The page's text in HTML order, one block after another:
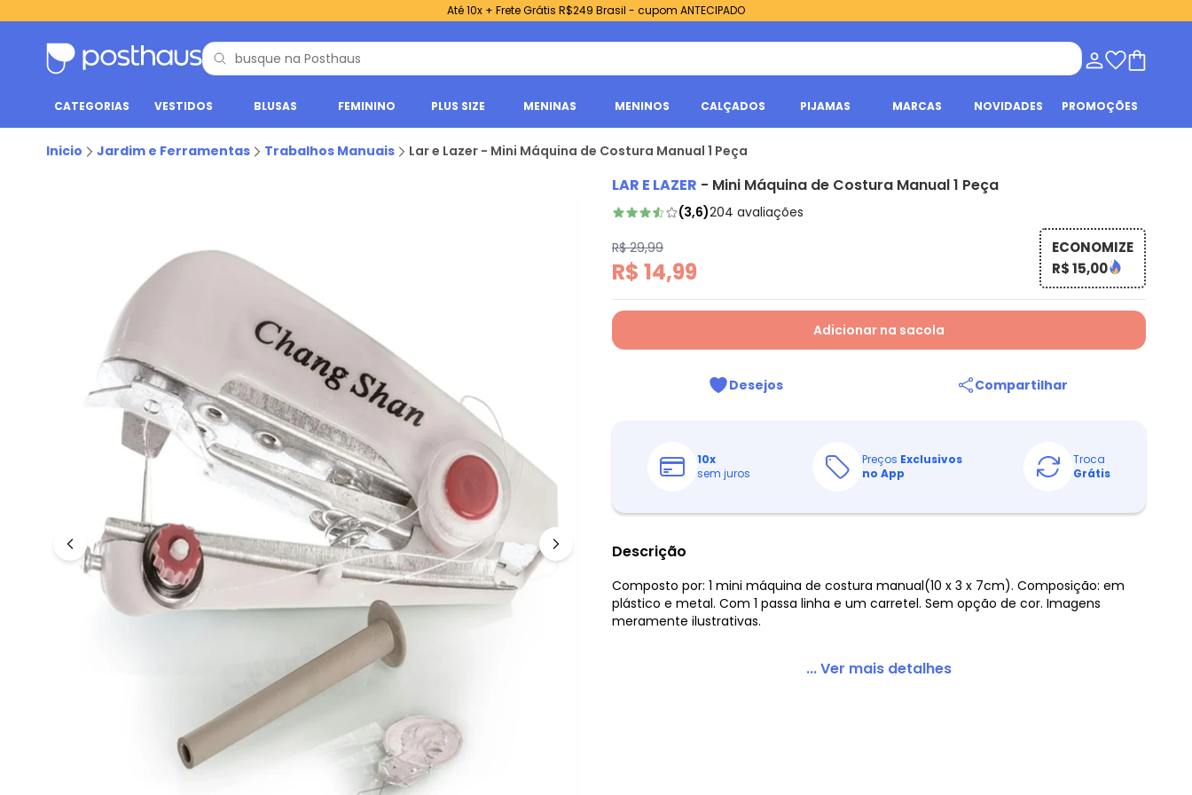
Até 10x + Frete Grátis R$249 Brasil - cupom ANTECIPADO
CATEGORIAS VESTIDOS BLUSAS FEMININO PLUS SIZE MENINAS MENINOS CALÇADOS PIJAMAS MARCAS NOVIDADES PROMOÇÕES
Inicio Jardim e Ferramentas Trabalhos Manuais Lar e Lazer - Mini Máquina de Costura Manual 1 Peça
LAR E LAZER - Mini Máquina de Costura Manual 1 Peça
(3,6)204 avaliações
R$ 29,99
R$ 14,99
ECONOMIZE
R$ 15,00
Adicionar na sacola
Desejos Compartilhar
10x
sem juros
Preços Exclusivos
no App
Troca
Grátis
Descrição
Composto por: 1 mini máquina de costura manual(10 x 3 x 7cm). Composição: em
plástico e metal. Com 1 passa linha e um carretel. Sem opção de cor. Imagens
meramente ilustrativas.
... Ver mais detalhes